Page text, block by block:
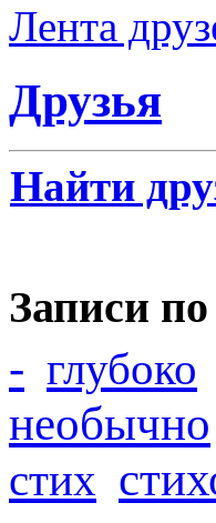
Лента
Друзья
Найти
Записи
- глубоко
необычно
стих